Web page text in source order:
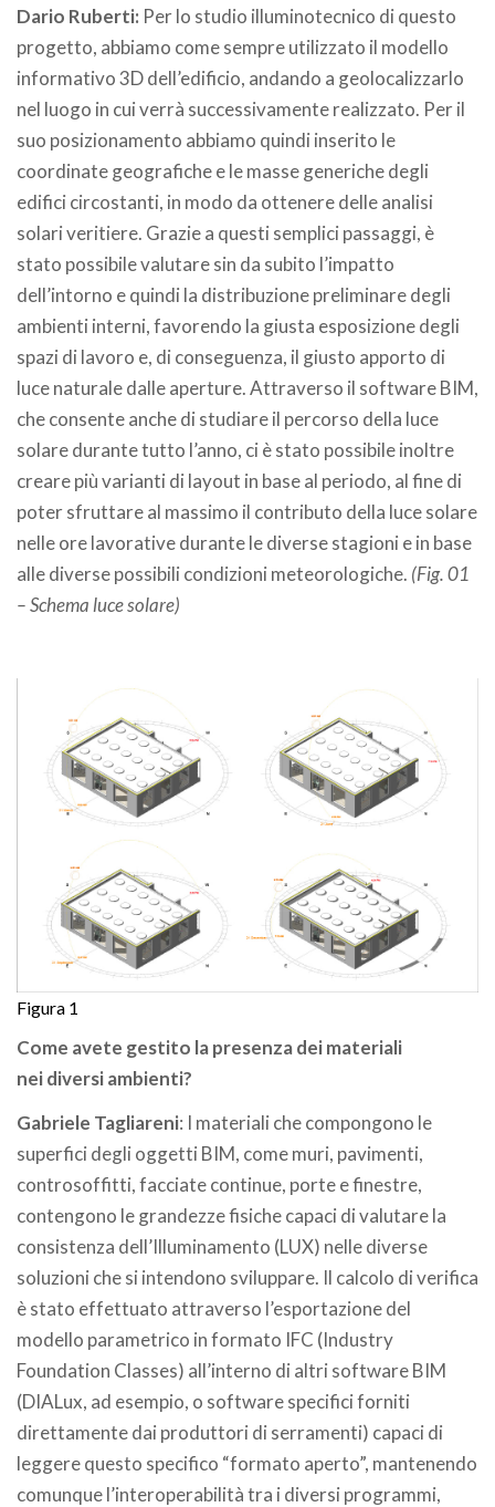
Dario Ruberti: Per lo studio illuminotecnico di questo
progetto, abbiamo come sempre utilizzato il modello
informativo 3D dell’edificio, andando a geolocalizzarlo
nel luogo in cui verrà successivamente realizzato. Per il
suo posizionamento abbiamo quindi inserito le
coordinate geografiche e le masse generiche degli
edifici circostanti, in modo da ottenere delle analisi
solari veritiere. Grazie a questi semplici passaggi, è
stato possibile valutare sin da subito l’impatto
dell’intorno e quindi la distribuzione preliminare degli
ambienti interni, favorendo la giusta esposizione degli
spazi di lavoro e, di conseguenza, il giusto apporto di
luce naturale dalle aperture. Attraverso il software BIM,
che consente anche di studiare il percorso della luce
solare durante tutto l’anno, ci è stato possibile inoltre
creare più varianti di layout in base al periodo, al fine di
poter sfruttare al massimo il contributo della luce solare
nelle ore lavorative durante le diverse stagioni e in base
alle diverse possibili condizioni meteorologiche. (Fig. 01
– Schema luce solare)
Figura 1
Come avete gestito la presenza dei materiali
nei diversi ambienti?
Gabriele Tagliareni: I materiali che compongono le
superfici degli oggetti BIM, come muri, pavimenti,
controsoffitti, facciate continue, porte e finestre,
contengono le grandezze fisiche capaci di valutare la
consistenza dell’Illuminamento (LUX) nelle diverse
soluzioni che si intendono sviluppare. Il calcolo di verifica
è stato effettuato attraverso l’esportazione del
modello parametrico in formato IFC (Industry
Foundation Classes) all’interno di altri software BIM
(DIALux, ad esempio, o software specifici forniti
direttamente dai produttori di serramenti) capaci di
leggere questo specifico “formato aperto”, mantenendo
comunque l’interoperabilità tra i diversi programmi,